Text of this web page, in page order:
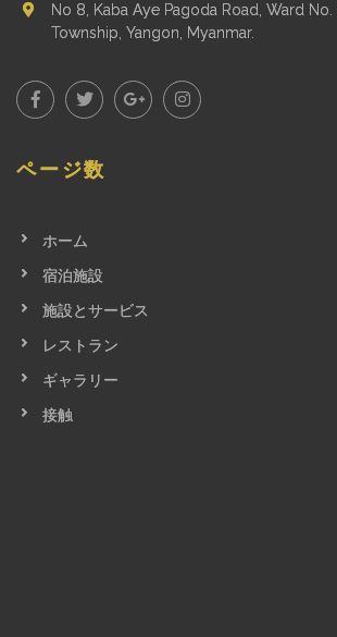
No 8, Kaba Aye Pagoda Road, Ward
Township, Yangon, Myanmar.
ページ数
ホーム
宿泊施設
施設とサービス
レストラン
ギャラリー
接触